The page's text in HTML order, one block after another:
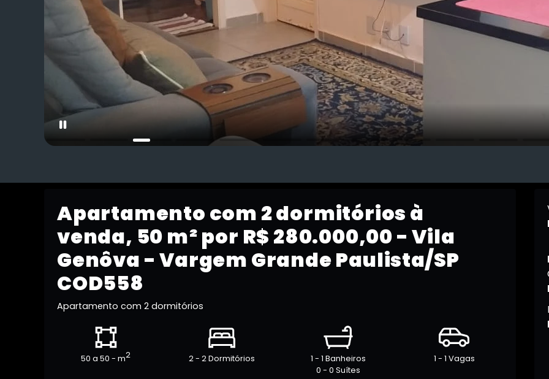
Apartamento com 2 dormitórios à
venda, 50 m² por R$ 280.000,00 - Vila
Genôva - Vargem Grande Paulista/SP
COD558
Apartamento com 2 dormitórios
50 a 50 - m2 2 - 2 Dormitórios
1 - 1 Banheiros
0 - 0 Suítes
1 - 1 Vagas